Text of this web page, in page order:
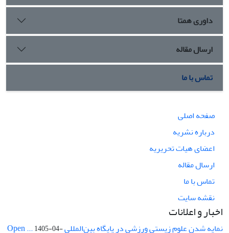
داوری همتا
ارسال مقاله
تماس با ما
صفحه اصلی
درباره نشریه
اعضای هیات تحریریه
ارسال مقاله
تماس با ما
نقشه سایت
اخبار و اعلانات
نمایه شدن علوم زیستی ورزشی در پایگاه بین‌المللی Open ...1405-04-